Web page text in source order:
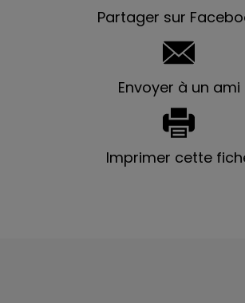
Partager sur
Envoyer à un ami
Imprimer cette